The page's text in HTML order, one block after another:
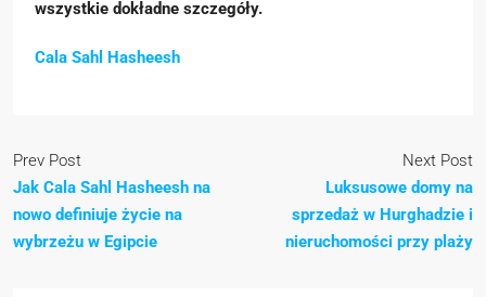
wszystkie dokładne szczegóły.
Cala Sahl Hasheesh
Prev Post
Jak Cala Sahl Hasheesh na
nowo definiuje życie na
wybrzeżu w Egipcie
Next Post
Luksusowe domy na
sprzedaż w Hurghadzie i
nieruchomości przy plaży